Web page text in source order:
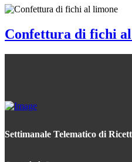
Confettura di fichi
Settimanale Telematico di